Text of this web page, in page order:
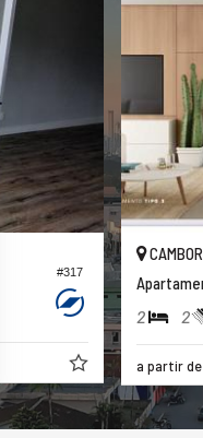
#317
2 2
a partir de